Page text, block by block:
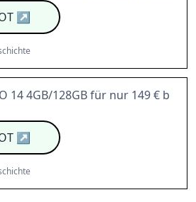
↗
14 4GB/128GB für nur 149 € b
↗